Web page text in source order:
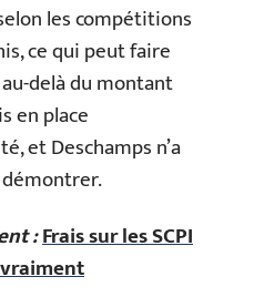
les compétitions
ce qui peut faire
delà du montant
en place
et Deschamps n’a
:Frais sur les SCPI